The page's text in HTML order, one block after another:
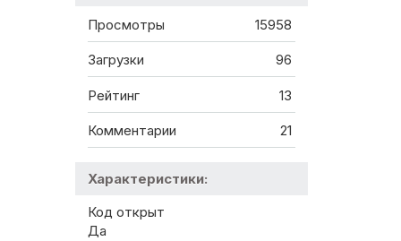
Просмотры 15958
Загрузки 96
Рейтинг 13
Комментарии 21
Характеристики:
Код открыт
Да